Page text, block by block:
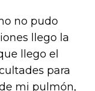
no pudo
llego la
llego el
para
mi pulmón,